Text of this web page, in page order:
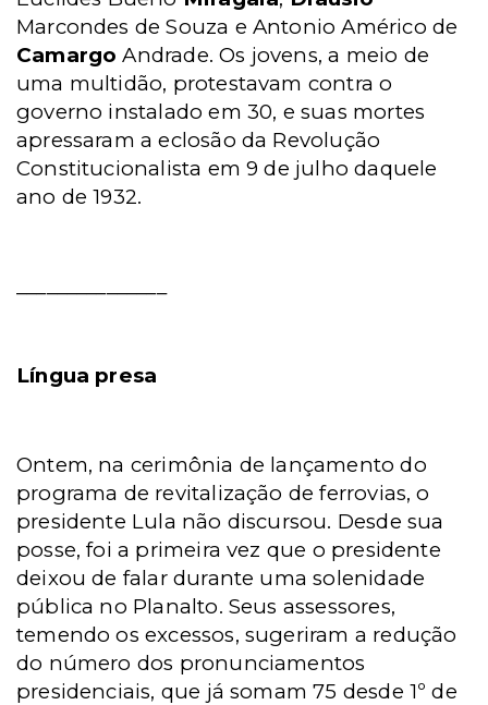
Marcondes de Souza e Antonio Américo de
Camargo Andrade. Os jovens, a meio de
uma multidão, protestavam contra o
governo instalado em 30, e suas mortes
apressaram a eclosão da Revolução
Constitucionalista em 9 de julho daquele
ano de 1932.
Língua presa
Ontem, na cerimônia de lançamento do
programa de revitalização de ferrovias, o
presidente Lula não discursou. Desde sua
posse, foi a primeira vez que o presidente
deixou de falar durante uma solenidade
pública no Planalto. Seus assessores,
temendo os excessos, sugeriram a redução
do número dos pronunciamentos
presidenciais, que já somam 75 desde 1º de